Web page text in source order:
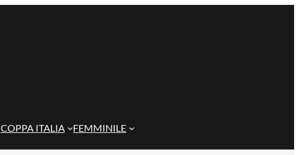
COPPA ITALIA FEMMINILE